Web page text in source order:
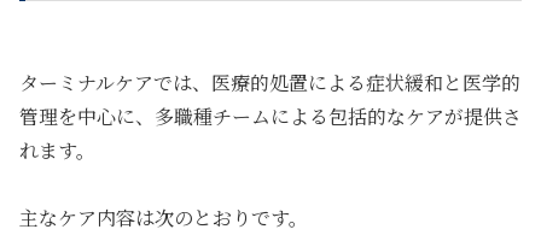
ターミナルケアでは、 医療的処置による症状緩和と医学的
管理を中心に、多職種チームによる包括的なケアが提供さ
れます。
主なケア内容は次のとおりです。